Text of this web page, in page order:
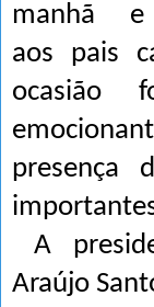
manhã e
aos pais
ocasião
presença
A
Araújo